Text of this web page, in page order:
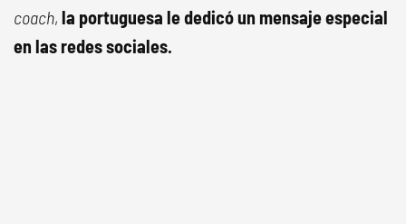
coach, la portuguesa le dedicó un mensaje especial
en las redes sociales.